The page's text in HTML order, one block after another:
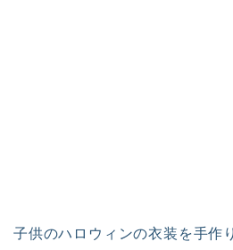
子供のハロウィンの衣装を手作